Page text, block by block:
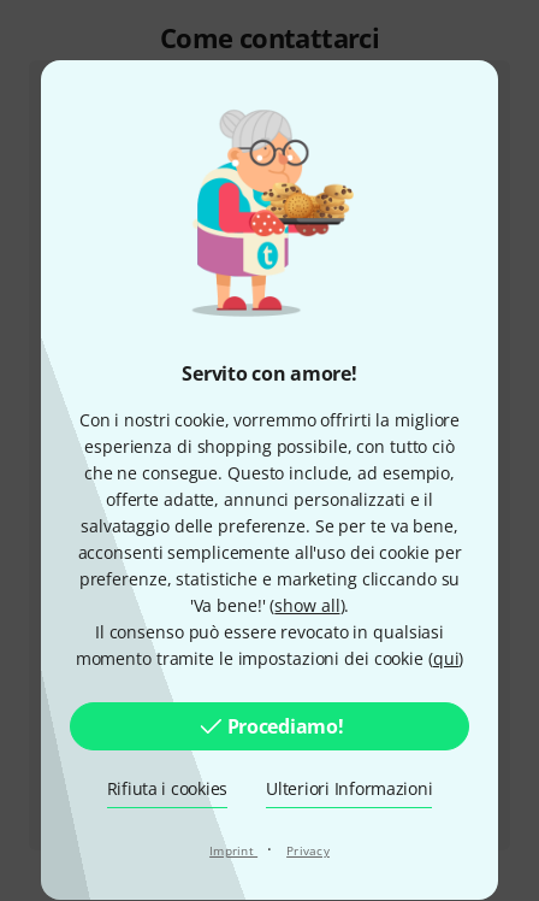
Servito con amore!
Con i nostri cookie, vorremmo offrirti la migliore
esperienza di shopping possibile, con tutto ciò
che ne consegue. Questo include, ad esempio,
offerte adatte, annunci personalizzati e il
salvataggio delle preferenze. Se per te va bene,
acconsenti semplicemente all'uso dei cookie per
preferenze, statistiche e marketing cliccando su
'Va bene!' (show all).
Il consenso può essere revocato in qualsiasi
momento tramite le impostazioni dei cookie (qui)
Procediamo!
Rifiuta i cookies Ulteriori Informazioni
Imprint · Privacy
Come contattarci
Il nostro servizio clienti è a disposizione in caso di
domande o problemi dopo l'acquisto.
Prepara il tuo numero cliente
Orari di apertura (CEST - Ora legale
dell'Europa centrale)
Utilizza il servizio di richiamata
Altre opzioni di contatto
Restituire un prodotto
Tutti i contatti